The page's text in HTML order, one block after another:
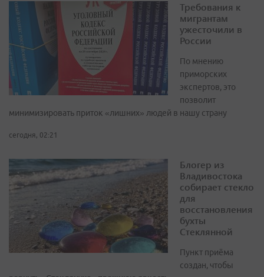
Требования к
мигрантам
ужесточили в
России
По мнению
приморских
экспертов, это
позволит
минимизировать приток «лишних» людей в нашу страну
сегодня, 02:21
Блогер из
Владивостока
собирает стекло
для
восстановления
бухты
Стеклянной
Пункт приёма
создан, чтобы